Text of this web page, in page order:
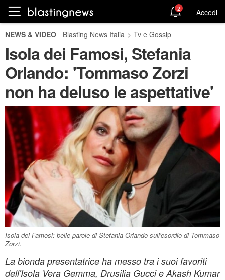
2 Accedi
NEWS & VIDEO Blasting News Italia > Tv e Gossip
Isola dei Famosi, Stefania
Orlando: 'Tommaso Zorzi
non ha deluso le aspettative'
Isola dei Famosi: belle parole di Stefania Orlando sull'esordio di Tommaso
Zorzi.
La bionda presentatrice ha messo tra i suoi favoriti
dell'Isola Vera Gemma, Drusilia Gucci e Akash Kumar